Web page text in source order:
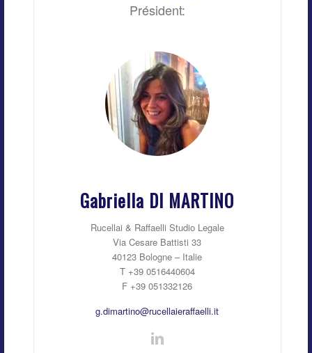
Président:
Gabriella DI MARTINO
Rucellai & Raffaelli Studio Legale
Via Cesare Battisti 33
40123 Bologne – Italie
T +39 0516440604
F +39 051332126
g.dimartino@rucellaieraffaelli.it